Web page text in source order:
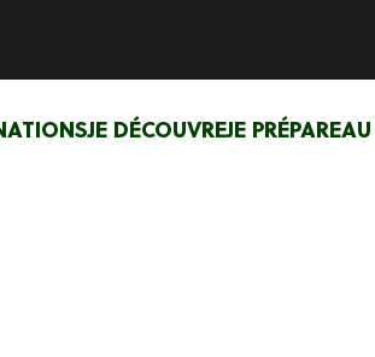
JE DÉCOUVREJE PRÉPAREAU